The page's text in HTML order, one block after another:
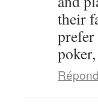
their